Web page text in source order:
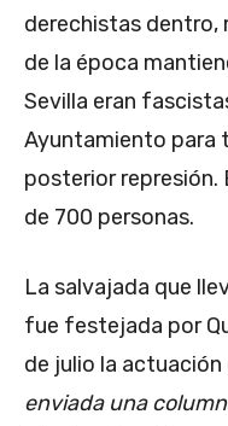
derechistas dentro,
de la época
Sevilla eran
Ayuntamiento para
posterior represión.
de 700 personas.
La salvajada que
fue festejada por
de julio la actuación
enviada una